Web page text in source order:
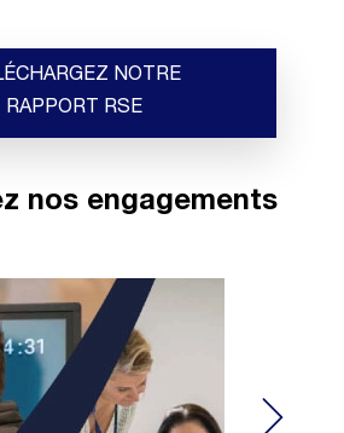
NOTRE
RAPPORT RSE
nos engagements